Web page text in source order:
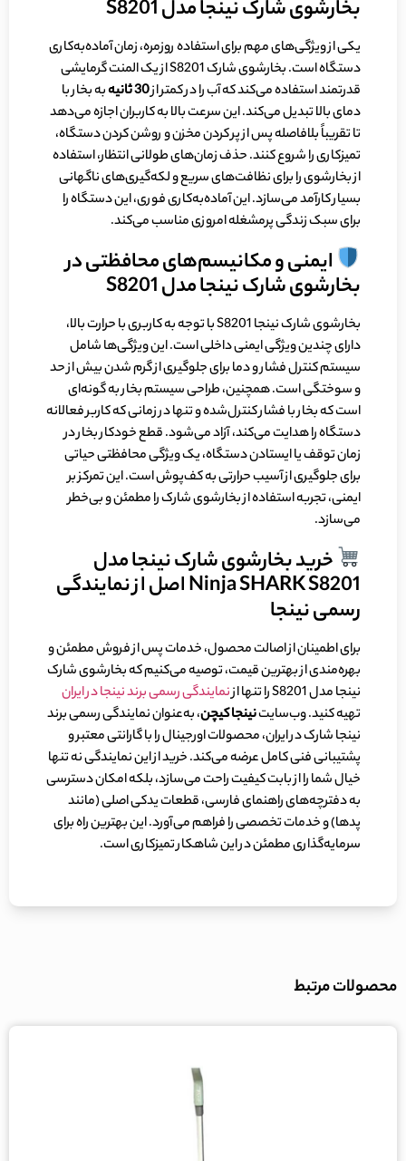
بخارشوی شارک نینجا مدل S8201
یکی از ویژگی‌های مهم برای استفاده روزمره، زمان آماده‌به‌کاری
دستگاه است. بخارشوی شارک S8201 از یک المنت گرمایشی
قدرتمند استفاده می‌کند که آب را در کمتر از30 ثانیه
به بخار با
دمای بالا تبدیل می‌کند. این سرعت بالا به کاربران اجازه می‌دهد
تا تقریباً بلافاصله پس از پر کردن مخزن و روشن کردن دستگاه،
تمیزکاری را شروع کنند. حذف زمان‌های طولانی انتظار، استفاده
از بخارشوی را برای نظافت‌های سریع و لکه‌گیری‌های ناگهانی
بسیار کارآمد می‌سازد. این آماده‌به‌کاری فوری، این دستگاه را
برای سبک زندگی پرمشغله امروزی مناسب می‌کند.
ایمنی و مکانیسم‌های محافظتی در
بخارشوی شارک نینجا مدل S8201
بخارشوی شارک نینجا S8201 با توجه به کاربری با حرارت بالا،
دارای چندین ویژگی ایمنی داخلی است. این ویژگی‌ها شامل
سیستم کنترل فشار و دما برای جلوگیری از گرم شدن بیش از حد
و سوختگی است. همچنین، طراحی سیستم بخار به گونه‌ای
است که بخار با فشار کنترل‌شده و تنها در زمانی که کاربر فعالانه
دستگاه را هدایت می‌کند، آزاد می‌شود. قطع خودکار بخار در
زمان توقف یا ایستادن دستگاه، یک ویژگی محافظتی حیاتی
برای جلوگیری از آسیب حرارتی به کف‌پوش است. این تمرکز بر
ایمنی، تجربه استفاده از بخارشوی شارک را مطمئن و بی‌خطر
می‌سازد.
خرید بخارشوی شارک نینجا مدل
Ninja SHARK S8201 اصل از نمایندگی
رسمی نینجا
برای اطمینان از اصالت محصول، خدمات پس از فروش مطمئن و
بهره‌مندی از بهترین قیمت، توصیه می‌کنیم که بخارشوی شارک
نینجا مدل S8201 را تنها از
نمایندگی رسمی برند نینجا در ایران
تهیه کنید. وب‌سایتنینجا کیچن، به‌عنوان نمایندگی رسمی برند
نینجا شارک در ایران، محصولات اورجینال را با گارانتی معتبر و
پشتیبانی فنی کامل عرضه می‌کند. خرید از این نمایندگی نه تنها
خیال شما را از بابت کیفیت راحت می‌سازد، بلکه امکان دسترسی
به دفترچه‌های راهنمای فارسی، قطعات یدکی اصلی (مانند
پد‌ها) و خدمات تخصصی را فراهم می‌آورد. این بهترین راه برای
سرمایه‌گذاری مطمئن در این شاهکار تمیزکاری است.
محصولات مرتبط